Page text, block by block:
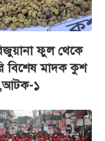
ফুল থেকে
বিশেষ মাদক কুশ
১